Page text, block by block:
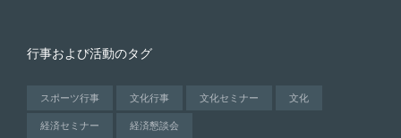
行事および活動のタグ
スポーツ行事 文化行事 文化セミナー 文化
経済セミナー 経済懇談会